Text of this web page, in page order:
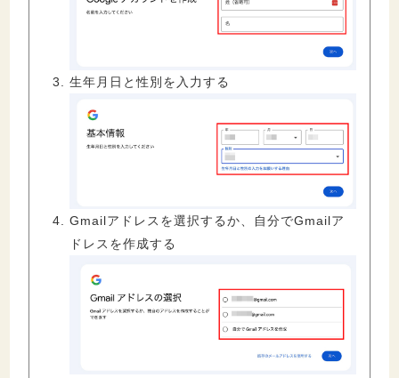
生年月日と性別を入力する
Gmailアドレスを選択するか、自分でGmailア
ドレスを作成する